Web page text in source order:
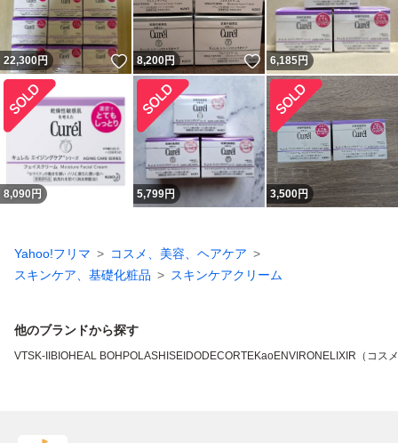
22,300円 いいね！
8,200円 いいね！
6,185円
8,090 円 5,799円 3,500円
Yahoo!フリマ
コスメ、美容、ヘアケア
スキンケア、基礎化粧品
スキンケアクリーム
他のブランドから探す
VTSK-II BIOHEAL BOH POLASHISEIDODECORTEKaoENVIRON ELIXIR（コス